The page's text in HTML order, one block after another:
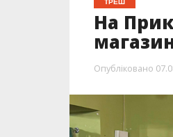
ТРЕШ
На
Опубліковано